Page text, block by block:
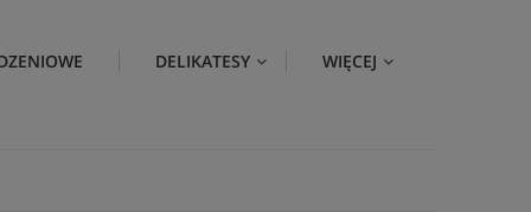
DELIKATESY WIĘCEJ